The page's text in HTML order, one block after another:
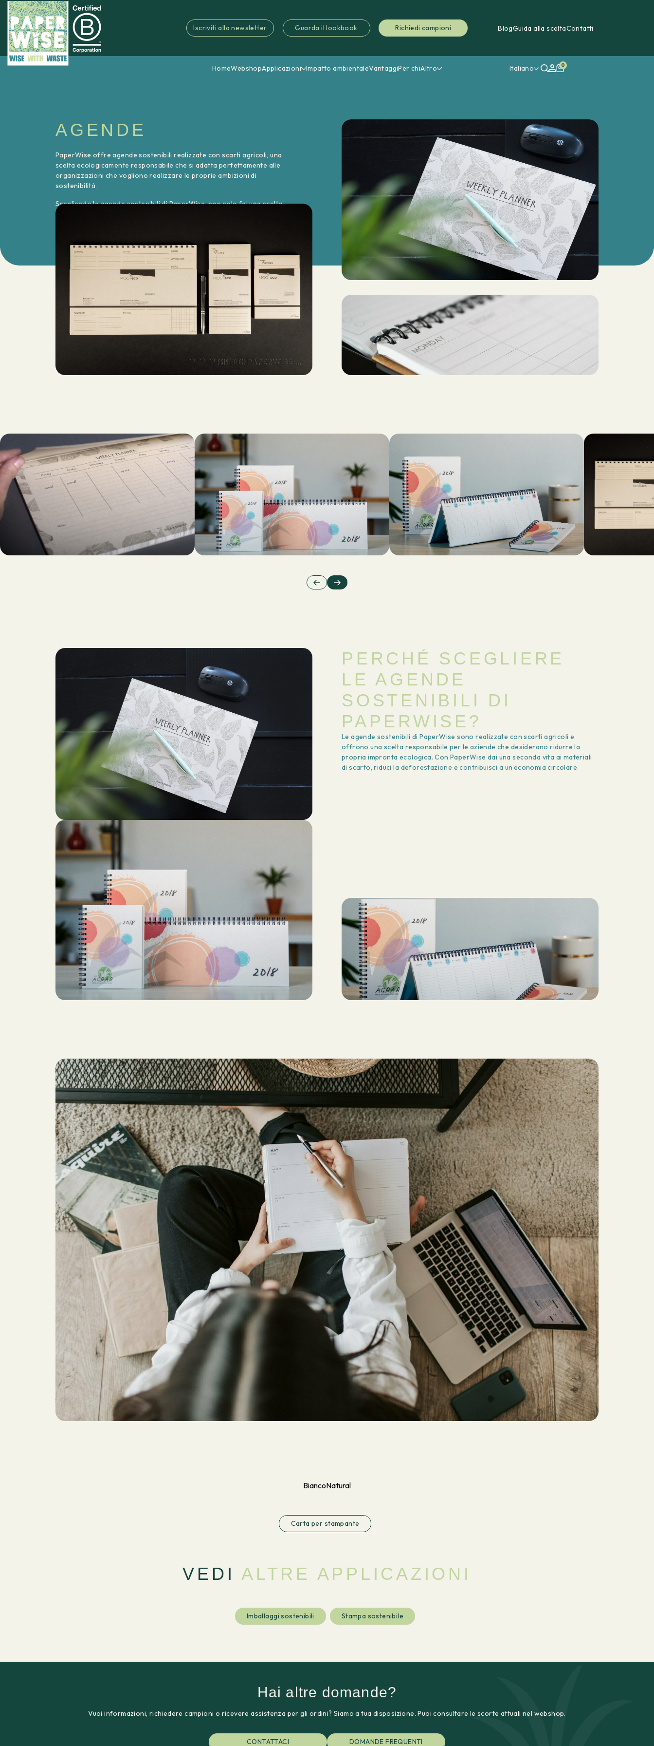
Iscriviti alla newsletter Guarda il lookbook Richiedi campioni BlogGuida alla sceltaContatti
HomeWebshopApplicazioni Impatto ambientaleVantaggiPer chiAltro Italiano 0
AGENDE
PaperWise offre agende sostenibili realizzate con scarti agricoli, una
scelta ecologicamente responsabile che si adatta perfettamente alle
organizzazioni che vogliono realizzare le proprie ambizioni di
sostenibilità.
Scegliendo le agende sostenibili di PaperWise, non solo fai una scelta
consapevole per l’ambiente, ma ispiri anche gli altri a fare lo stesso.
PERCHÉ SCEGLIERE
LE AGENDE
SOSTENIBILI DI
PAPERWISE?
Le agende sostenibili di PaperWise sono realizzate con scarti agricoli e
offrono una scelta responsabile per le aziende che desiderano ridurre la
propria impronta ecologica. Con PaperWise dai una seconda vita ai materiali
di scarto, riduci la deforestazione e contribuisci a un’economia circolare.
BiancoNatural
Carta per stampante
VEDI ALTRE APPLICAZIONI
Imballaggi sostenibili Stampa sostenibile
Hai altre domande?
Vuoi informazioni, richiedere campioni o ricevere assistenza per gli ordini? Siamo a tua disposizione. Puoi consultare le scorte attuali nel webshop.
CONTATTACI DOMANDE FREQUENTI